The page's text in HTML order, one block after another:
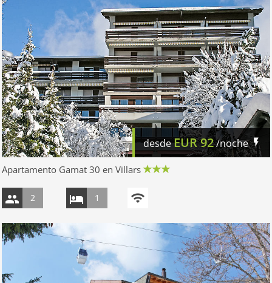
desdeEUR92/noche
Apartamento Gamat 30 en Villars
2 1